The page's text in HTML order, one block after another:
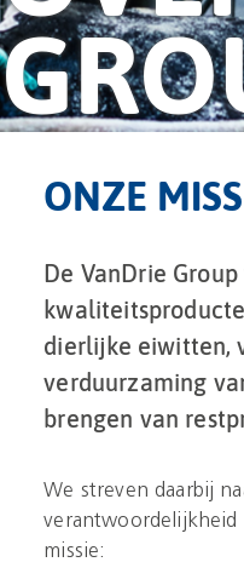
ONZE
De VanDrie
dierlijke eiwitten,
verduurzaming
brengen van
We streven daarbij
missie: